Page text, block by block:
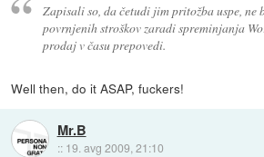
Zapisali so, da četudi jim pritožba uspe,
povrnjenih stroškov zaradi spreminjanja
prodaj v času prepovedi.
Well then, do it ASAP, fuckers!
Mr.B
:: 19. avg 2009, 21:10